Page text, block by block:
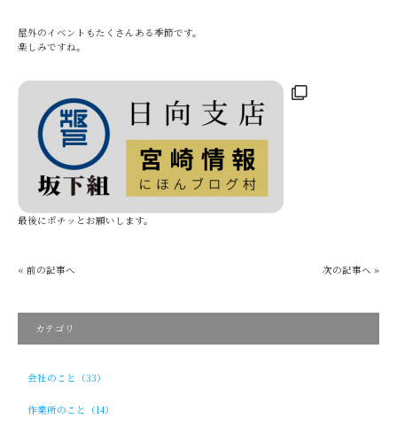
屋外のイベントもたくさんある季節です。
楽しみですね。
最後にポチッとお願いします。
« 前の記事へ 次の記事へ »
カテゴリ
会社のこと（33）
作業所のこと（14）